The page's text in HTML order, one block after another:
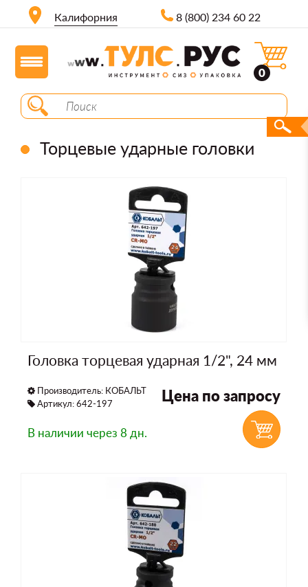
Калифорния 8 (800) 234 60 22
0
Торцевые ударные головки
Головка торцевая ударная 1/2", 24 мм
Производитель: КОБАЛЬТ
Артикул: 642-197
Цена по запросу
В наличии через 8 дн.